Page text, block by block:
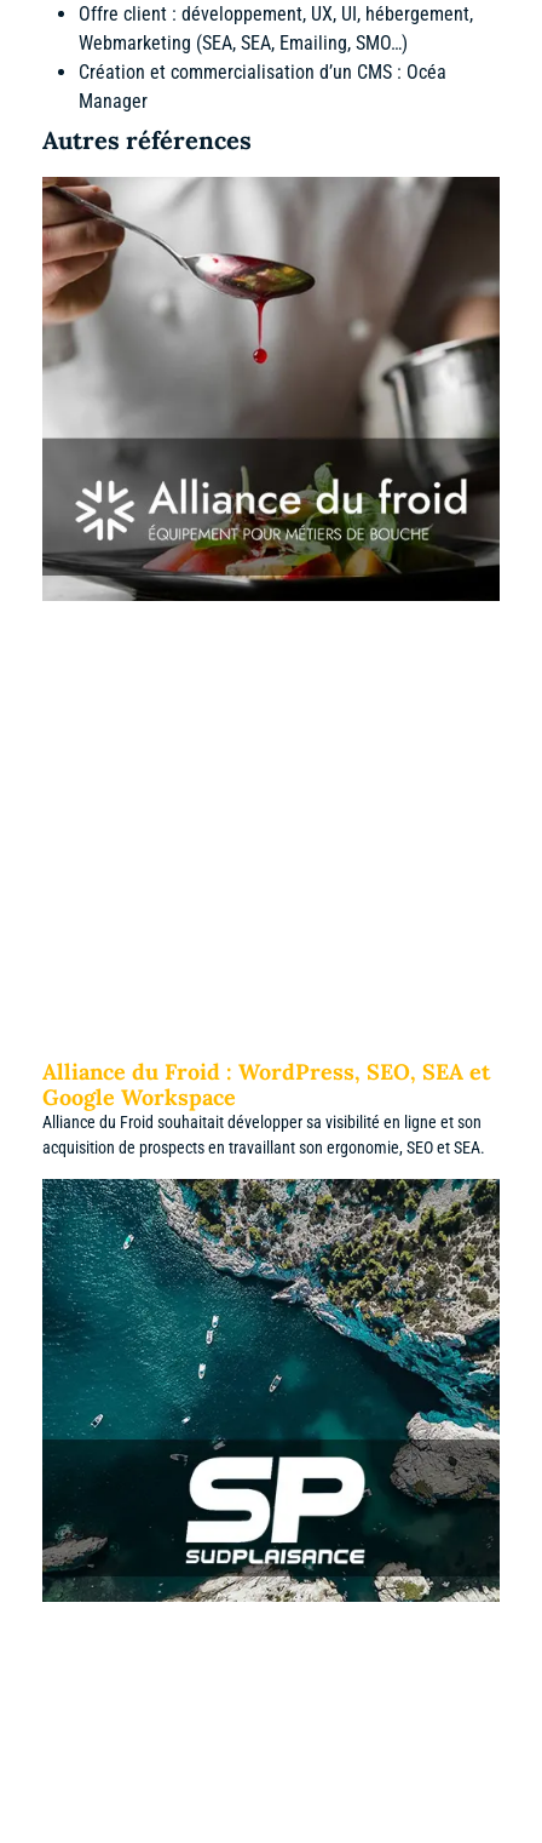
Offre client : développement, UX, UI, hébergement,
Webmarketing (SEA, SEA, Emailing, SMO…)
Création et commercialisation d’un CMS : Océa
Manager
Autres références
Alliance du Froid : WordPress, SEO, SEA et
Google Workspace
Alliance du Froid souhaitait développer sa visibilité en ligne et son
acquisition de prospects en travaillant son ergonomie, SEO et SEA.